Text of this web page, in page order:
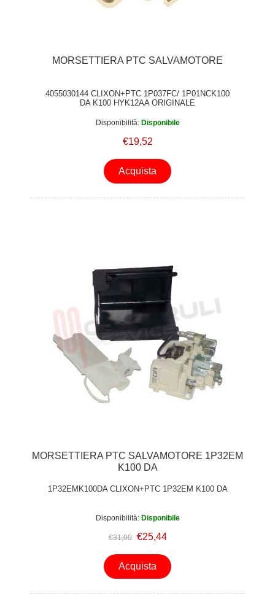
MORSETTIERA PTC SALVAMOTORE
4055030144 CLIXON+PTC 1P037FC/ 1P01NCK100
DA K100 HYK12AA ORIGINALE
Disponibilità: Disponibile
€19,52
Acquista
MORSETTIERA PTC SALVAMOTORE 1P32EM
K100 DA
1P32EMK100DA CLIXON+PTC 1P32EM K100 DA
Disponibilità: Disponibile
€31,00 €25,44
Acquista